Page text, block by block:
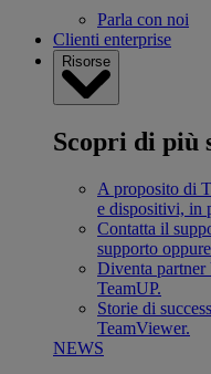
Parla con noi
Clienti enterprise
Risorse
Scopri di più
A proposito di
e dispositivi, in
Contatta il
supporto
Diventa partner
TeamUP.
Storie di
TeamViewer.
NEWS